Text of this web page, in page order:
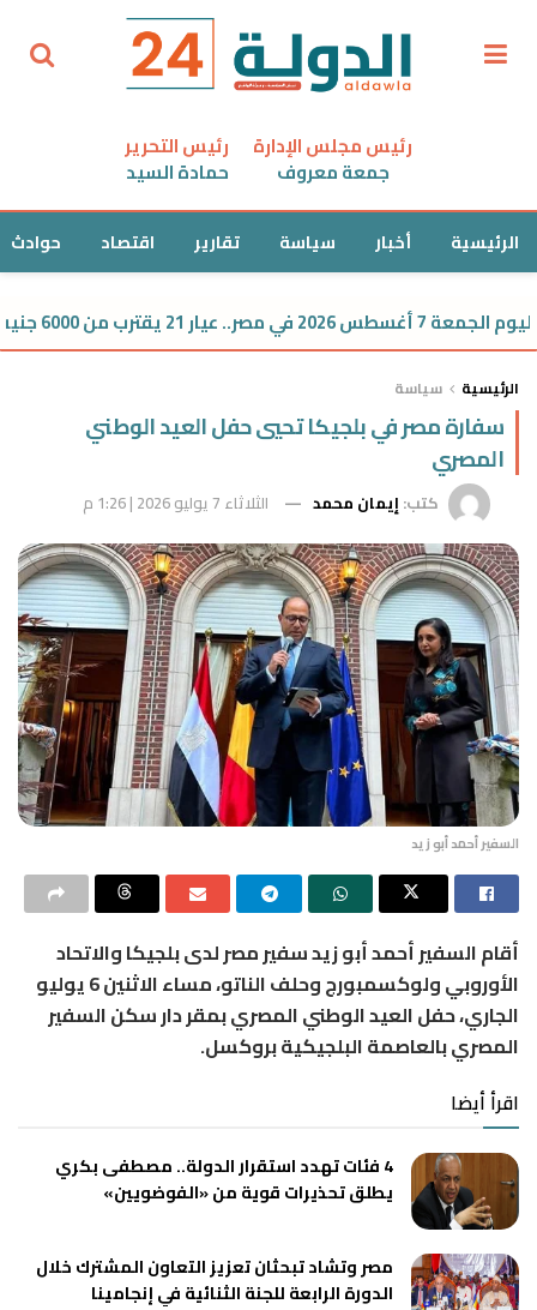
رئيس مجلس الإدارة
جمعة معروف
رئيس التحرير
حمادة السيد
الرئيسية أخبار سياسة تقارير اقتصاد حوادث
يقترب من 6000 جنيه
الرئيسية سياسة
سفارة مصر في بلجيكا تحيي حفل العيد الوطني
المصري
كتب: إيمان محمد الثلاثاء 7 يوليو 2026 | 1:26 م
السفير أحمد أبو زيد
أقام السفير أحمد أبو زيد سفير مصر لدى بلجيكا والاتحاد
الأوروبي ولوكسمبورج وحلف الناتو، مساء الاثنين 6 يوليو
الجاري، حفل العيد الوطني المصري بمقر دار سكن السفير
المصري بالعاصمة البلجيكية بروكسل.
اقرأ أيضا
4 فئات تهدد استقرار الدولة.. مصطفى بكري
يطلق تحذيرات قوية من «الفوضويين»
مصر وتشاد تبحثان تعزيز التعاون المشترك خلال
الدورة الرابعة للجنة الثنائية في إنجامينا